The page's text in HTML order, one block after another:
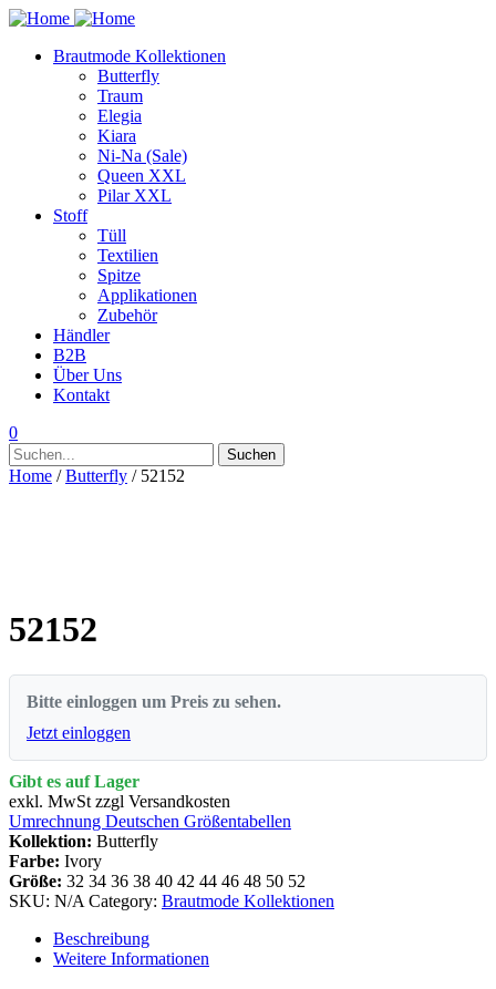
Brautmode Kollektionen
Butterfly
Traum
Elegia
Kiara
Ni-Na (Sale)
Queen XXL
Pilar XXL
Stoff
Tüll
Textilien
Spitze
Applikationen
Zubehör
Händler
B2B
Über Uns
Kontakt
0
Suchen
nach:
Suchen
Home /Butterfly / 52152
52152
Bitte einloggen um Preis zu sehen.
Jetzt einloggen
Gibt es auf Lager
exkl. MwSt zzgl Versandkosten
Umrechnung Deutschen Größentabellen
Kollektion: Butterfly
Farbe: Ivory
Größe: 32 34 36 38 40 42 44 46 48 50 52
SKU: N/A Category: Brautmode Kollektionen
Beschreibung
Weitere Informationen